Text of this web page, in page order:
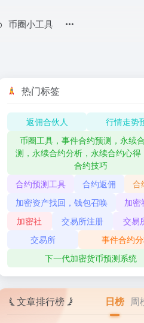
币圈小工具
热门标签
返佣合伙人
行情走势
币圈工具，事件合约预测，永续
测，永续合约分析，永续合约心得
合约技巧
合约预测工具
合约返佣
合
加密资产找回，钱包召唤
加密
加密社
交易所注册
交易
交易所
事件合约
下一代加密货币预测系统
文章排行榜 日榜 周